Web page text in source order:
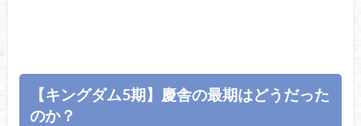
【キングダム5期】慶舎の最期はどうだった
のか？